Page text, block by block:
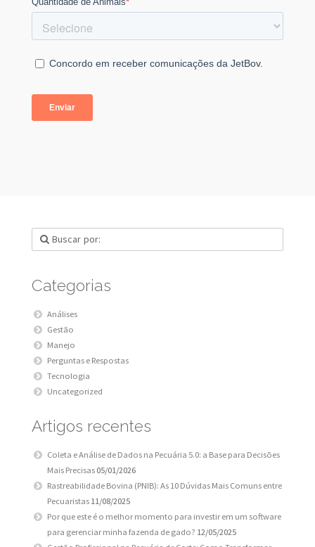
Categorias
Análises
Gestão
Manejo
Perguntas e Respostas
Tecnologia
Uncategorized
Artigos recentes
Coleta e Análise de Dados na Pecuária 5.0: a Base para Decisões
Mais Precisas 05/01/2026
Rastreabilidade Bovina (PNIB): As 10 Dúvidas Mais Comuns entre
Pecuaristas 11/08/2025
Por que este é o melhor momento para investir em um software
para gerenciar minha fazenda de gado? 12/05/2025